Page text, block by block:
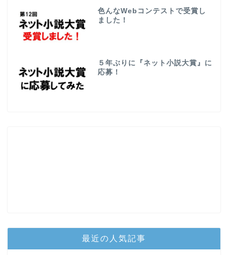
色んなWebコンテストで受賞し
ました！
５年ぶりに『ネット小説大賞』に
応募！
最近の人気記事